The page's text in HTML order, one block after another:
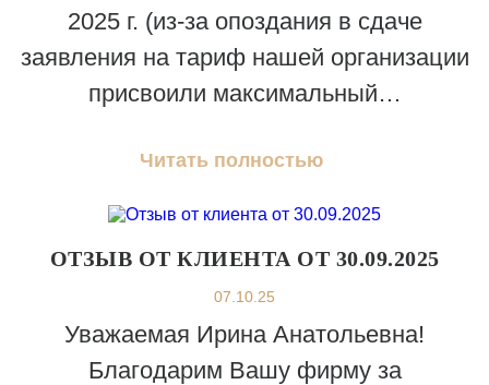
2025 г. (из-за опоздания в сдаче
заявления на тариф нашей организации
присвоили максимальный…
Читать полностью
ОТЗЫВ ОТ КЛИЕНТА ОТ 30.09.2025
07.10.25
Уважаемая Ирина Анатольевна!
Благодарим Вашу фирму за